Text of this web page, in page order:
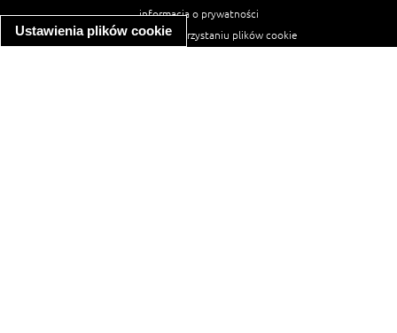
Ustawienia plików cookie
informacja o prywatności
informacja o wykorzystaniu plików cookie